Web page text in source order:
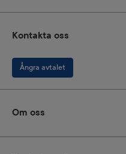
Kontakta oss
Ångra avtalet
Om oss